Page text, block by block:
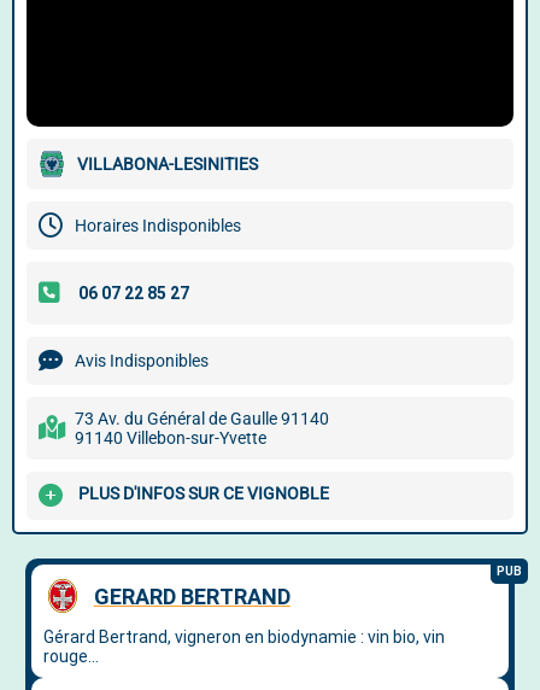
VILLABONA-LESINITIES
Horaires Indisponibles
Avis Indisponibles
73 Av. du Général de Gaulle 91140
91140 Villebon-sur-Yvette
PLUS D'INFOS SUR CE VIGNOBLE